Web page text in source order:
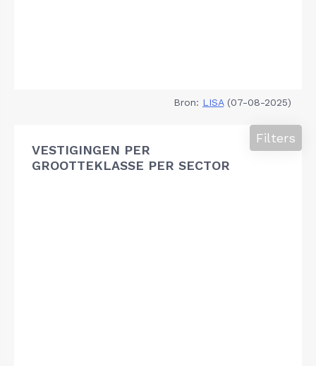
Bron: LISA(07-08-2025)
VESTIGINGEN PER
GROOTTEKLASSE PER SECTOR
Filters